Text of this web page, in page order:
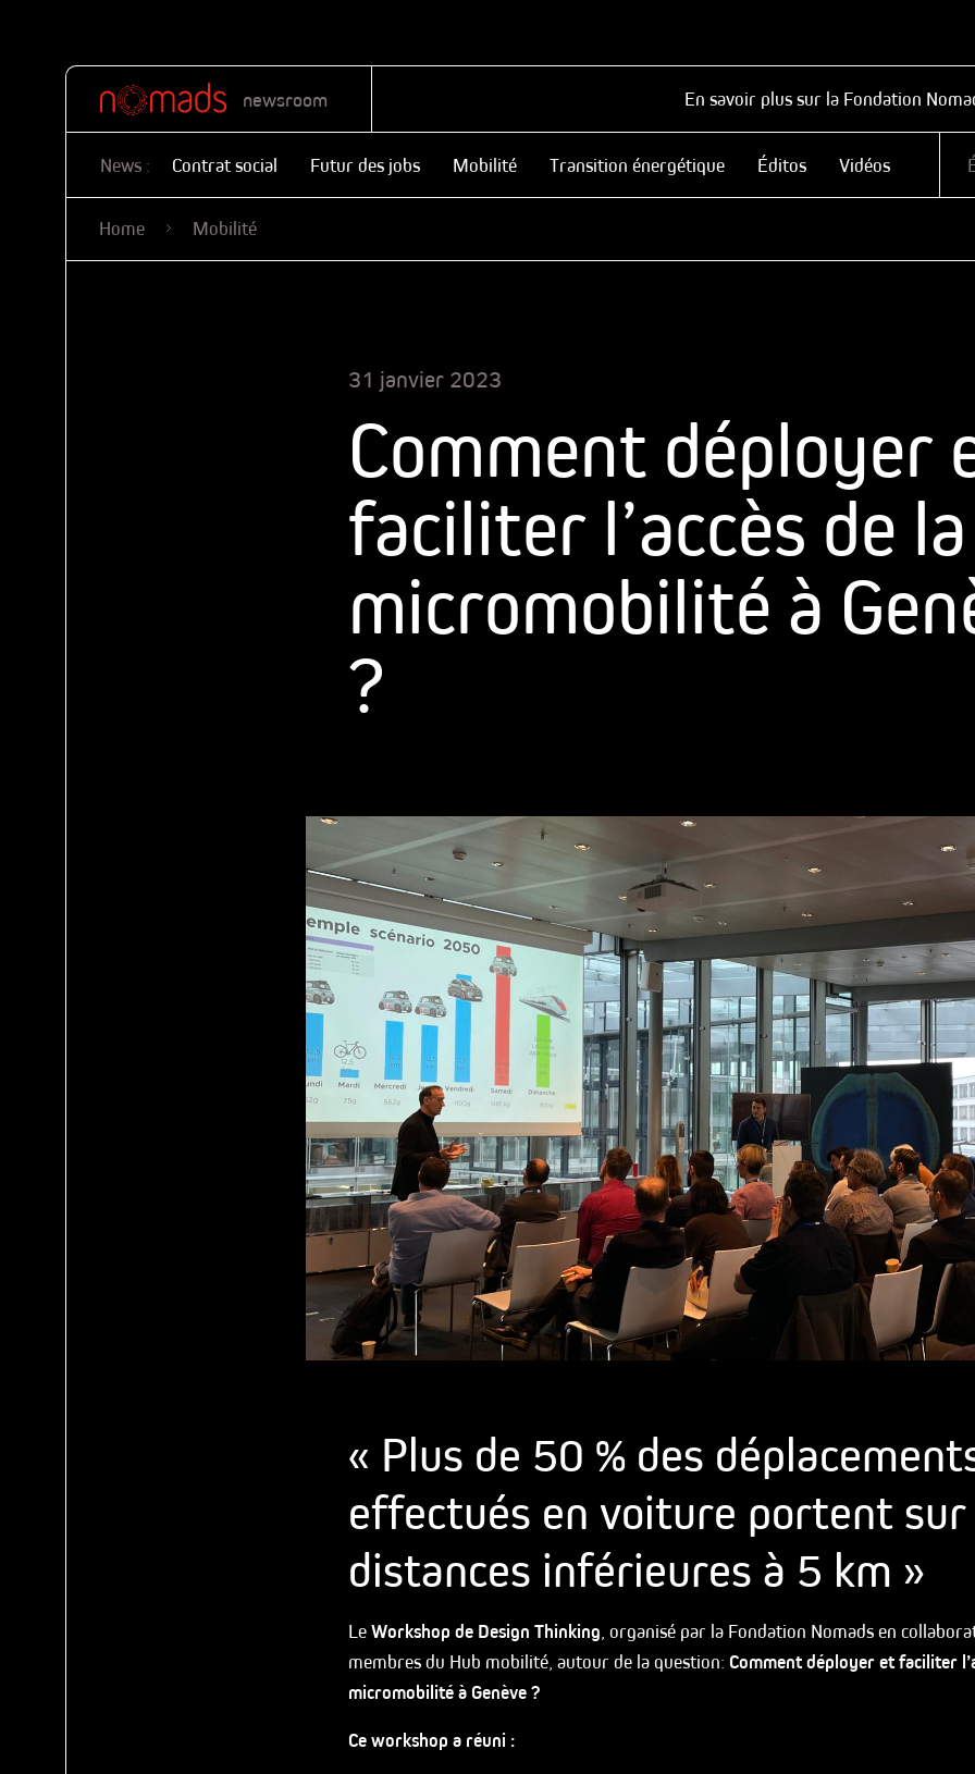
newsroom En savoir plus sur la Fondation
News : Contrat social Futur des jobs Mobilité Transition énergétique Éditos Vidéos
Home Mobilité
31 janvier 2023
Comment déployer
faciliter l’accès de la
micromobilité à
?
« Plus de 50 % des
effectués en voiture portent sur
distances inférieures à 5 km »
Le Workshop de Design Thinking, organisé par la Fondation Nomads en
membres du Hub mobilité, autour de la question: Comment déployer et faciliter
micromobilité à Genève ?
Ce workshop a réuni :